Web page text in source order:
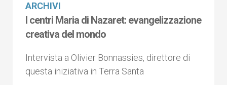
ARCHIVI
I centri Maria di Nazaret: evangelizzazione
creativa del mondo
Intervista a Olivier Bonnassies, direttore di
questa iniziativa in Terra Santa